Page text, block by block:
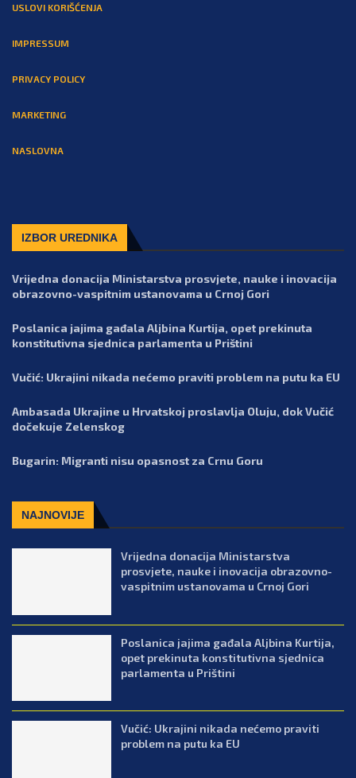
USLOVI KORIŠĆENJA
IMPRESSUM
PRIVACY POLICY
MARKETING
NASLOVNA
IZBOR UREDNIKA
Vrijedna donacija Ministarstva prosvjete, nauke i inovacija
obrazovno-vaspitnim ustanovama u Crnoj Gori
Poslanica jajima gađala Aljbina Kurtija, opet prekinuta
konstitutivna sjednica parlamenta u Prištini
Vučić: Ukrajini nikada nećemo praviti problem na putu ka EU
Ambasada Ukrajine u Hrvatskoj proslavlja Oluju, dok Vučić
dočekuje Zelenskog
Bugarin: Migranti nisu opasnost za Crnu Goru
NAJNOVIJE
Vrijedna donacija Ministarstva
prosvjete, nauke i inovacija obrazovno-
vaspitnim ustanovama u Crnoj Gori
Poslanica jajima gađala Aljbina Kurtija,
opet prekinuta konstitutivna sjednica
parlamenta u Prištini
Vučić: Ukrajini nikada nećemo praviti
problem na putu ka EU